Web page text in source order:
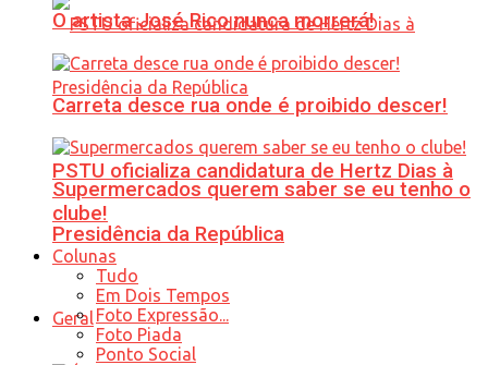
PSTU oficializa candidatura de Hertz Dias à
Presidência da República
Geral
O artista José Rico nunca morrerá!
Carreta desce rua onde é proibido descer!
Supermercados querem saber se eu tenho o
clube!
Colunas
Tudo
Em Dois Tempos
Foto Expressão...
Foto Piada
Ponto Social